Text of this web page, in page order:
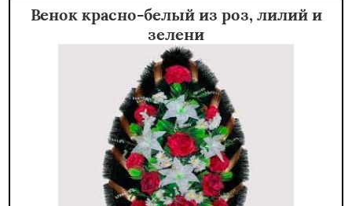
Венок красно-белый из роз, лилий и
зелени